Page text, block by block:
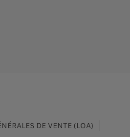
DE VENTE (LOA)